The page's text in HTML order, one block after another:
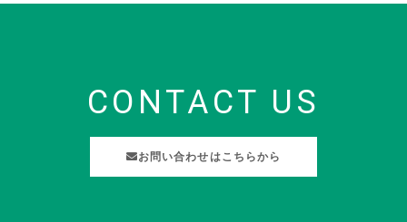
CONTACT US
お問い合わせはこちらから